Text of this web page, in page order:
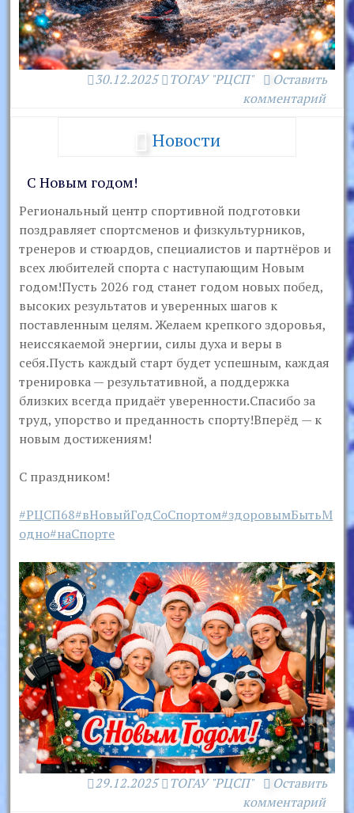
30.12.2025 ТОГАУ "РЦСП"
Оставить
комментарий
Новости
С Новым годом!
Региональный центр спортивной подготовки
поздравляет спортсменов и физкультурников,
тренеров и стюардов, специалистов и партнёров и
всех любителей спорта с наступающим Новым
годом!Пусть 2026 год станет годом новых побед,
высоких результатов и уверенных шагов к
поставленным целям. Желаем крепкого здоровья,
неиссякаемой энергии, силы духа и веры в
себя.Пусть каждый старт будет успешным, каждая
тренировка — результативной, а поддержка
близких всегда придаёт уверенности.Спасибо за
труд, упорство и преданность спорту!Вперёд — к
новым достижениям!
С праздником!
#РЦСП68#вНовыйГодСоСпортом#здоровымБытьМ
одно#наСпорте
29.12.2025 ТОГАУ "РЦСП"
Оставить
комментарий